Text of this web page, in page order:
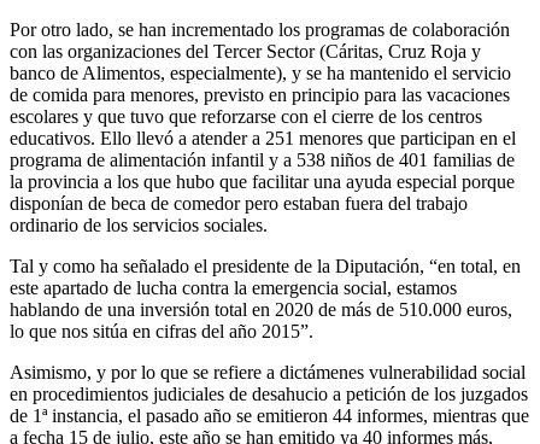
Por otro lado, se han incrementado los programas de colaboración
con las organizaciones del Tercer Sector (Cáritas, Cruz Roja y
banco de Alimentos, especialmente), y se ha mantenido el servicio
de comida para menores, previsto en principio para las vacaciones
escolares y que tuvo que reforzarse con el cierre de los centros
educativos. Ello llevó a atender a 251 menores que participan en el
programa de alimentación infantil y a 538 niños de 401 familias de
la provincia a los que hubo que facilitar una ayuda especial porque
disponían de beca de comedor pero estaban fuera del trabajo
ordinario de los servicios sociales.
Tal y como ha señalado el presidente de la Diputación, “en total, en
este apartado de lucha contra la emergencia social, estamos
hablando de una inversión total en 2020 de más de 510.000 euros,
lo que nos sitúa en cifras del año 2015”.
Asimismo, y por lo que se refiere a dictámenes vulnerabilidad social
en procedimientos judiciales de desahucio a petición de los juzgados
de 1ª instancia, el pasado año se emitieron 44 informes, mientras que
a fecha 15 de julio, este año se han emitido ya 40 informes más,